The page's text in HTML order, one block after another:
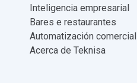
Inteligencia empresarial
Bares e restaurantes
Automatización comercial
Acerca de Teknisa